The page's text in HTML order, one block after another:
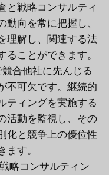
と戦略コンサルティ
動向を常に把握し、
理解し、関連する法
ことができます。
合他社に先んじる
不可欠です。継続的
ティングを実施する
活動を監視し、その
化と競争上の優位性
ます。
略コンサルティン